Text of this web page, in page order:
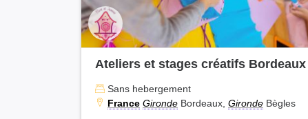
Ateliers et stages créatifs Bordeaux
Sans hebergement
France Gironde Bordeaux, Gironde Bègles